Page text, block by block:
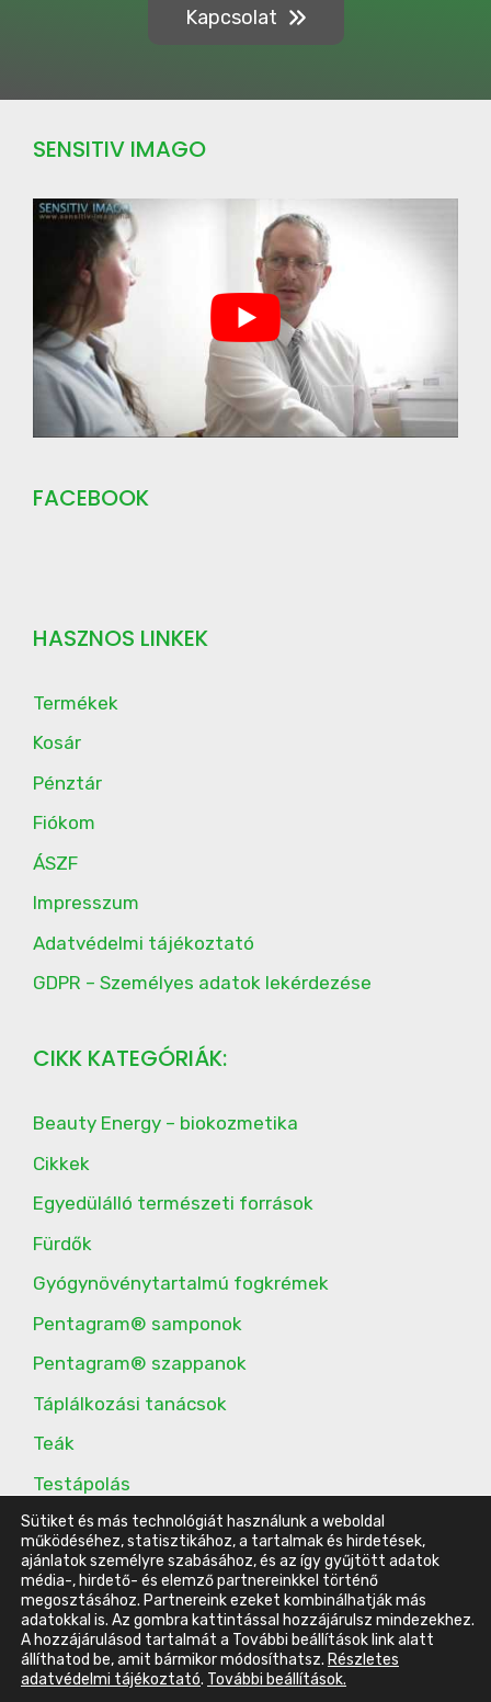
Kapcsolat
SENSITIV IMAGO
FACEBOOK
HASZNOS LINKEK
Termékek
Kosár
Pénztár
Fiókom
ÁSZF
Impresszum
Adatvédelmi tájékoztató
GDPR – Személyes adatok lekérdezése
CIKK KATEGÓRIÁK:
Beauty Energy – biokozmetika
Cikkek
Egyedülálló természeti források
Fürdők
Gyógynövénytartalmú fogkrémek
Pentagram® samponok
Pentagram® szappanok
Táplálkozási tanácsok
Teák
Testápolás
További étrend-kiegészítők
© 2016-2023 Energy Belvárosi Klub |ÁSZF|Adatvédelmi
tájékoztató|Impresszum
Készítette:Szűcs Ádám -WordPress weboldal készítés
Sütiket és más technológiát használunk a weboldal
működéséhez, statisztikához, a tartalmak és hirdetések,
ajánlatok személyre szabásához, és az így gyűjtött adatok
média-, hirdető- és elemző partnereinkkel történő
megosztásához. Partnereink ezeket kombinálhatják más
adatokkal is. Az gombra kattintással hozzájárulsz mindezekhez.
A hozzájárulásod tartalmát a További beállítások link alatt
állíthatod be, amit bármikor módosíthatsz. Részletes
adatvédelmi tájékoztató. További beállítások.